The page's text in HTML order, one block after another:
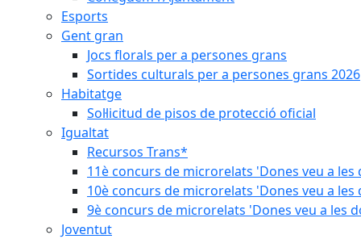
Esports
Gent gran
Jocs florals per a persones grans
Sortides culturals per a persones grans 2026
Habitatge
Sol·licitud de pisos de protecció oficial
Igualtat
Recursos Trans*
11è concurs de microrelats 'Dones veu a les
10è concurs de microrelats 'Dones veu a les
9è concurs de microrelats 'Dones veu a les
Joventut